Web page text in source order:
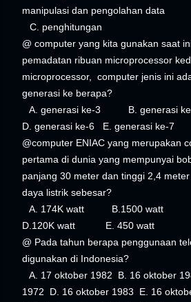
manipulasi dan pengolahan data
C. penghitungan
@ computer yang kita gunakan saat
pemadatan ribuan microprocessor
microprocessor, computer jenis ini
generasi ke berapa?
A. generasi ke-3 B. generasi ke-
D. generasi ke-6 E. generasi ke-7
@computer ENIAC yang merupakan
pertama di dunia yang mempunyai
panjang 30 meter dan tinggi 2,4
daya listrik sebesar?
A. 174K watt B.1500
D.120K watt E. 450 watt
@ Pada tahun berapa penggunaan
digunakan di Indonesia?
A. 17 oktober 1982 B. 16 oktober
1972 D. 16 oktober 1983 E. 16